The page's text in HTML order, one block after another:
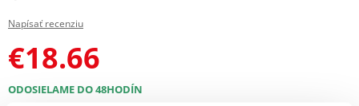
Napísať recenziu
€18.66
ODOSIELAME DO 48HODÍN